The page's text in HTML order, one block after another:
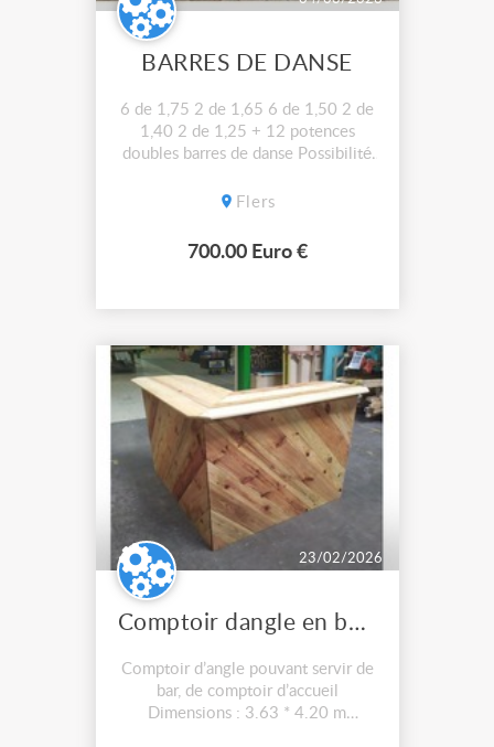
BARRES DE DANSE
6 de 1,75 2 de 1,65 6 de 1,50 2 de
1,40 2 de 1,25 + 12 potences
doubles barres de danse Possibilité
Flers
700.00 Euro €
23/02/2026
Comptoir dangle en bois
Comptoir d’angle pouvant servir de
bar, de comptoir d’accueil
Dimensions : 3.63 * 4.20 m